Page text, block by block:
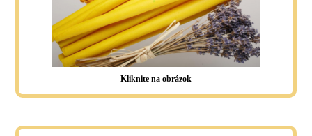
Kliknite na obrázok